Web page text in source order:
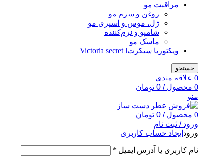
مراقبت مو
روغن و سرم مو
ژل، موس و اسپری مو
شامپو و نرم‌کننده
ماسک مو
ویکتوریا سیکرتVictoria secret l
جستجو
0 علاقه مندی
0 محصول /
0 تومان
منو
0 محصول /
0 تومان
ورود / ثبت نام
ورود ایجاد حساب کاربری
نام کاربری یا آدرس ایمیل *